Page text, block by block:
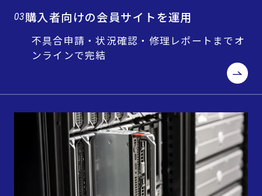
03購入者向けの会員サイトを運用
不具合申請・状況確認・修理レポートまでオ
ンラインで完結